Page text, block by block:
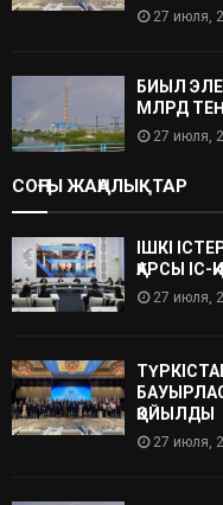
27 июля,
БИЫЛ
МЛРД
27 июля,
СОҢҒЫ ЖАҢАЛЫҚТАР
ІШКІ
ҚАРСЫ
27 июля,
ҚОЙЫЛДЫ
27 июля,